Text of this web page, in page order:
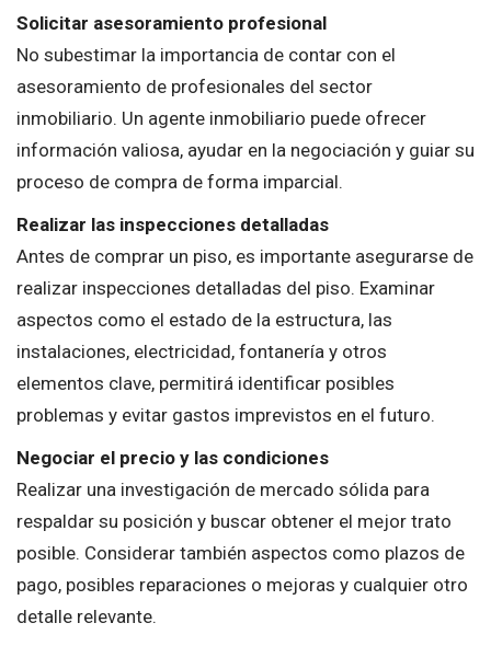
Solicitar asesoramiento profesional
No subestimar la importancia de contar con el
asesoramiento de profesionales del sector
inmobiliario. Un agente inmobiliario puede ofrecer
información valiosa, ayudar en la negociación y guiar su
proceso de compra de forma imparcial.
Realizar las inspecciones detalladas
Antes de comprar un piso, es importante asegurarse de
realizar inspecciones detalladas del piso. Examinar
aspectos como el estado de la estructura, las
instalaciones, electricidad, fontanería y otros
elementos clave, permitirá identificar posibles
problemas y evitar gastos imprevistos en el futuro.
Negociar el precio y las condiciones
Realizar una investigación de mercado sólida para
respaldar su posición y buscar obtener el mejor trato
posible. Considerar también aspectos como plazos de
pago, posibles reparaciones o mejoras y cualquier otro
detalle relevante.